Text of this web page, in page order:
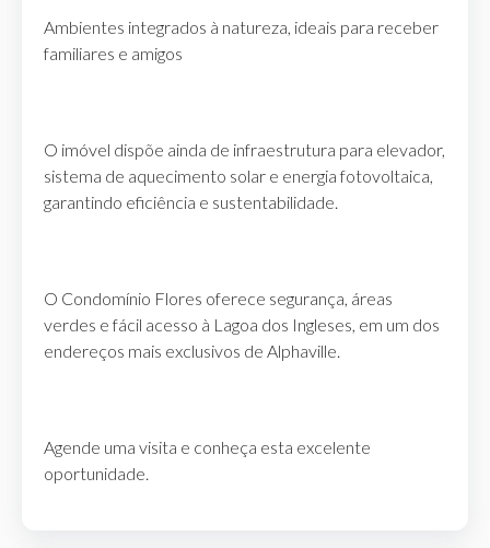
Ambientes integrados à natureza, ideais para receber
familiares e amigos
O imóvel dispõe ainda de infraestrutura para elevador,
sistema de aquecimento solar e energia fotovoltaica,
garantindo eficiência e sustentabilidade.
O Condomínio Flores oferece segurança, áreas
verdes e fácil acesso à Lagoa dos Ingleses, em um dos
endereços mais exclusivos de Alphaville.
Agende uma visita e conheça esta excelente
oportunidade.